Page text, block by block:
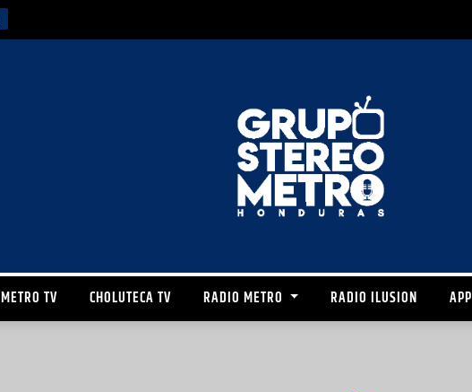
METRO TV CHOLUTECA TV RADIO METRO RADIO ILUSION APP